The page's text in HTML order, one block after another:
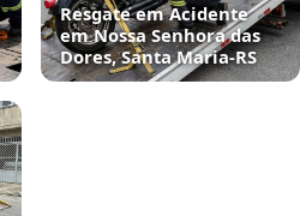
Resgate em Acidente
em Nossa Senhora das
Dores, Santa Maria‑RS